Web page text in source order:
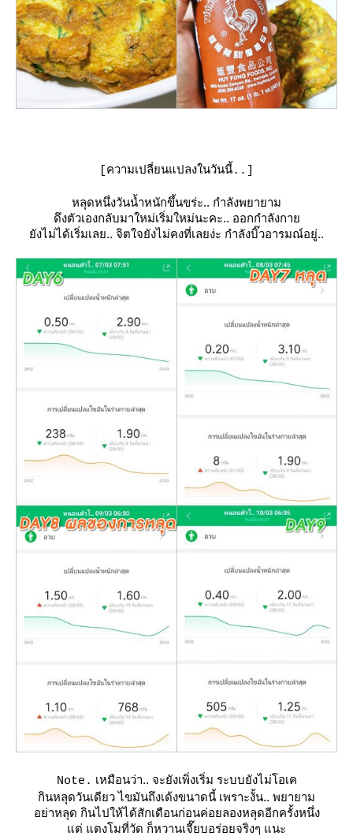
ความเปลี่ยนแปลงในวันนี้..
หลุดหนึ่งวันน้ำหนักขึ้นขร่ะ.. กำลังพยายาม
ดึงตัวเองกลับมาใหม่เริ่มใหม่นะคะ.. ออกกำลังกา
ังไม่ได้เริ่มเลย.. จิตใจยังไม่คงที่เลยง่ะ กำลังบิ๊วอารมณ์อยู่..
Note. เหมือนว่า.. จะยังเพิ่งเริ่ม ระบบยังไม่โอเค
กินหลุดวันเดียว ไขมันถึงเด้งขนาดนี้ เพราะงั้น.. พยายาม
อย่าหลุด กินไปให้ได้สักเดือนก่อนค่อยลองหลุดอีกครั้งหนึ่ง
ต่ แตงโมที่วัด ก็หวานเจี๊ยบอร่อยจริงๆ แนะ